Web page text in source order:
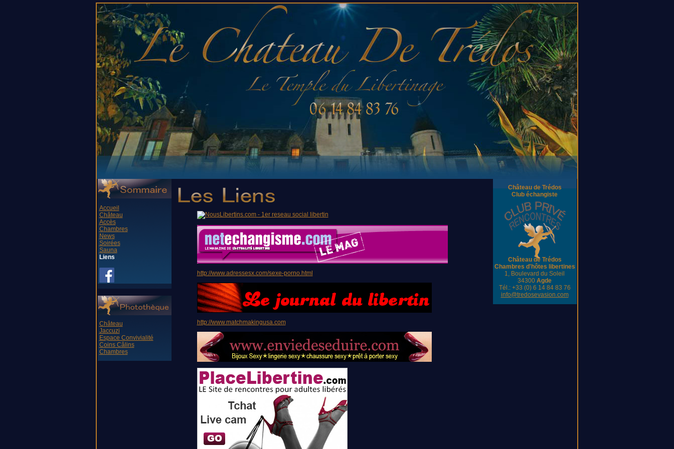
Accueil
Château
Accès
Chambres
News
Soirées
Sauna
Liens
Château
Jaccuzi
Espace Convivialité
Coins Câlins
Chambres
http://www.adressesx.com/sexe-porno.html
http://www.matchmakingusa.com
Château de Trédos
Club échangiste
Château de Trédos
Chambres d'hôtes libertines
1, Boulevard du Soleil
34300 Agde
Tél.: +33 (0) 6 14 84 83 76
info@tredosevasion.com